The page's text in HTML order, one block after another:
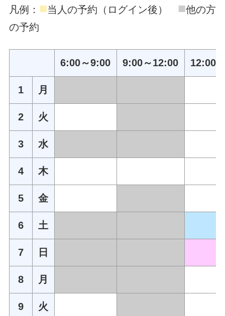
凡例： ■当人の予約（ログイン後） ■他の方
の予約
6:00～9:00 9:00～12:00 12:00
1 月
2 火
3 水
4 木
5 金
6 土
7 日
8 月
9 火